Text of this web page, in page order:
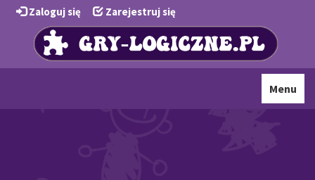
Zaloguj się Zarejestruj się
Toggle
Menu